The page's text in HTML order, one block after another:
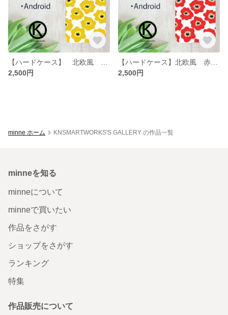
2,500円
2,500円
minne ホーム KNSMARTWORKS'S GALLERY の作品一覧
minneを知る
minneについて
minneで買いたい
作品をさがす
ショップをさがす
ランキング
特集
作品販売について